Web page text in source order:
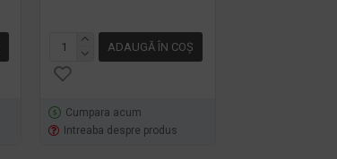
ADAUGĂ ÎN COŞ
Cumpara acum
Intreaba despre produs